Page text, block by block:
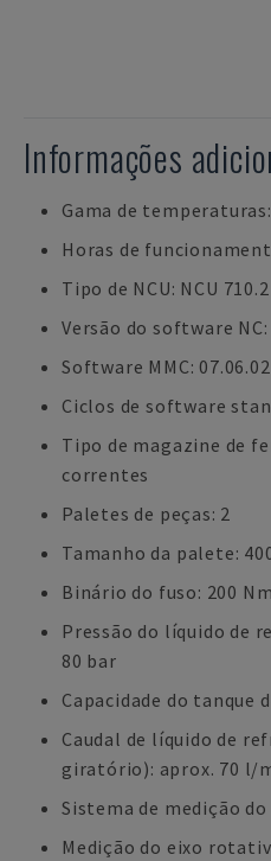
Informações
Gama de temperaturas:
Horas de
Tipo de NCU: NCU 710.2
Versão do software NC:
Software MMC:
Ciclos de software
Tipo de magazine de
correntes
Paletes de peças: 2
Tamanho da palete:
Binário do fuso: 200 Nm
Pressão do líquido de
80 bar
Capacidade do tanque
Caudal de líquido de
giratório): aprox. 70 l/
Sistema de medição
Medição do eixo